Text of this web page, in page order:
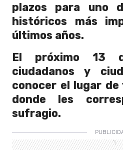
plazos para uno
históricos más
últimos años.
El próximo 13
ciudadanos y
conocer el lugar de
donde les
sufragio.